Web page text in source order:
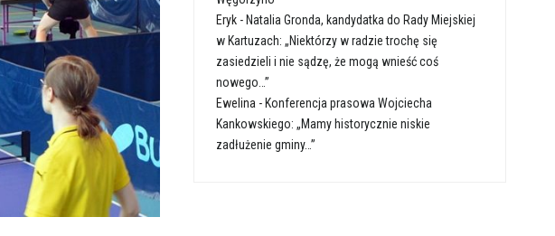
Eryk - Natalia Gronda, kandydatka do Rady Miejskiej
w Kartuzach: „Niektórzy w radzie trochę się
zasiedzieli i nie sądzę, że mogą wnieść coś
nowego…”
Ewelina - Konferencja prasowa Wojciecha
Kankowskiego: „Mamy historycznie niskie
zadłużenie gminy…”